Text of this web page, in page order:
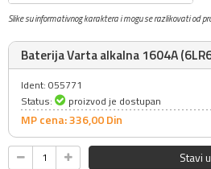
Slike su informativnog karaktera i mogu se razlikovati od
Baterija Varta alkalna 1604A
Ident: 055771
Status:
proizvod je dostupan
MP cena: 336,00Din
Stavi